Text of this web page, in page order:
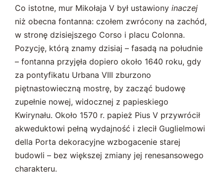
Co istotne, mur Mikołaja V był ustawiony inaczej
niż obecna fontanna: czołem zwrócony na zachód,
w stronę dzisiejszego Corso i placu Colonna.
Pozycję, którą znamy dzisiaj – fasadą na południe
– fontanna przyjęła dopiero około 1640 roku, gdy
za pontyfikatu Urbana VIII zburzono
piętnastowieczną mostrę, by zacząć budowę
zupełnie nowej, widocznej z papieskiego
Kwirynału. Około 1570 r. papież Pius V przywrócił
akweduktowi pełną wydajność i zlecił Guglielmowi
della Porta dekoracyjne wzbogacenie starej
budowli – bez większej zmiany jej renesansowego
charakteru.